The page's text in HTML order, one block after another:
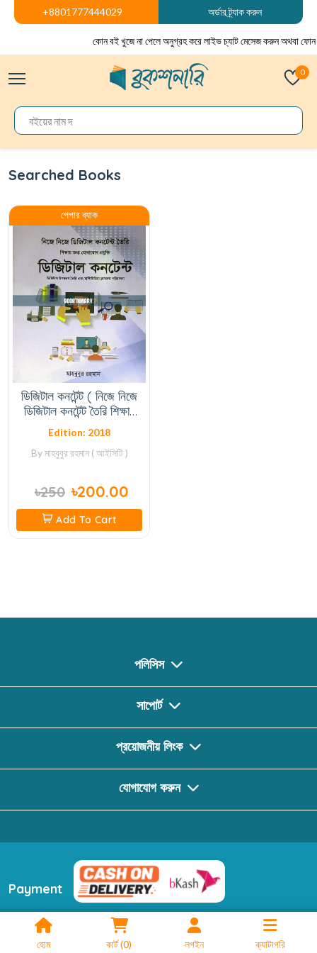
হোম কার্ট(0) লগইন ক্যাটাগরি
+8801777444029 অর্ডার ট্র্যাক করুন
কোন বই খুজে না পেলে অনুগ্রহ করে লাইভ চ্যাট মেসেজ করুন অথবা
0
Searched Books
পেপার ব্যাক
ডিজিটাল কনটেন্ট ( নিজে নিজে
ডিজিটাল কনটেন্ট তৈরি শিক্ষায়
তথ্য যোগাযোগ প্রযুক্তি )
Edition: 2018
Byমাহবুবুর রহমান ( আইসিটি )
৳250 ৳200.00
Add To Cart
পলিসিস
সাপোর্ট
প্রয়োজনীয় লিংক
যোগাযোগ করুন
Payment
ফলো করুন